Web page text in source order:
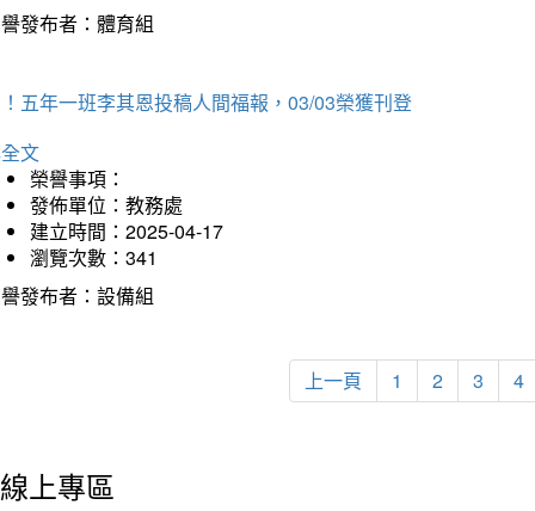
發布者：體育組
五年一班李其恩投稿人間福報，03/03榮獲刊登
文
榮譽事項：
發佈單位：教務處
建立時間：2025-04-17
瀏覽次數：341
發布者：設備組
上一頁 1 2 3 4
線上專區